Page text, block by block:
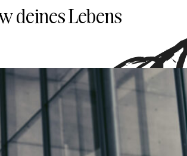
deines Lebens